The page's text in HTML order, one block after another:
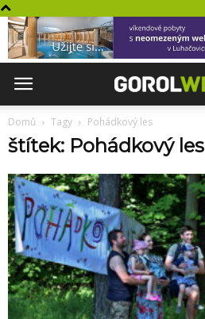
Domů Tagy Pohádkový les
štítek: Pohádkový les